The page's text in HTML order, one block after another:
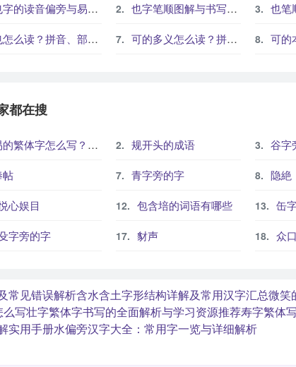
的读音偏旁与易错写法解析 也字笔顺图解与书写规范 也笔顺
么读？拼音、部首、笔画和常见组词 可的多义怎么读？拼音、部首、笔画和常见组词 可的本义
都在搜
字怎么写？这份易字繁体详解，助你正确书写汉字_汉字繁体学习 规开头的成语 谷字
帖 青字旁的字 隐絶
心娱目 包含培的词语有哪些 缶
字旁的字 豺声 众
常见错误解析含水含土字形结构详解及常用汉字汇总微笑
写壮字繁体字书写的全面解析与学习资源推荐寿字繁体
实用手册水偏旁汉字大全：常用字一览与详细解析